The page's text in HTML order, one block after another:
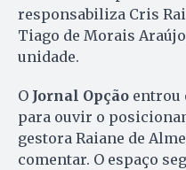
responsabiliza Cris
Tiago de Morais
unidade.
O Jornal Opção entrou
para ouvir o
gestora Raiane de
comentar. O espaço